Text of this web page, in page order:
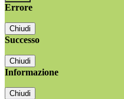
Errore
Chiudi
Successo
Chiudi
Informazione
Chiudi